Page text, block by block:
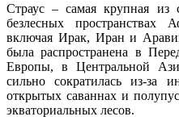
Страус – самая крупная из
безлесных
включая Ирак, Иран и
была распространена в
Европы, в Центральной
сильно сократилась из-за
открытых саваннах и
экваториальных лесов.